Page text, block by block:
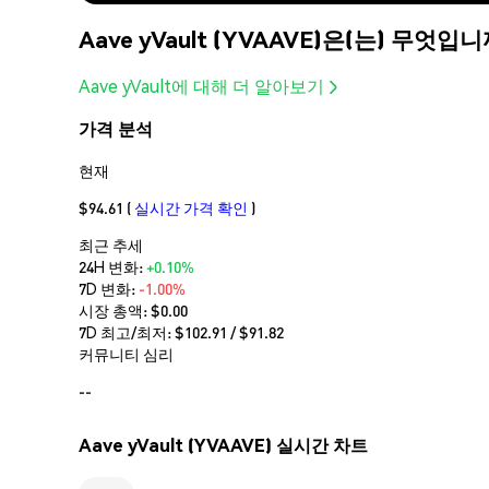
Aave yVault (YVAAVE)은(는) 무엇입니
Aave yVault에 대해 더 알아보기
가격 분석
현재
$94.61 ( 실시간 가격 확인 )
최근 추세
24H 변화:+0.10%
7D 변화: -1.00%
시장 총액:$0.00
7D 최고/최저: $102.91 / $91.82
커뮤니티 심리
--
Aave yVault (YVAAVE) 실시간 차트